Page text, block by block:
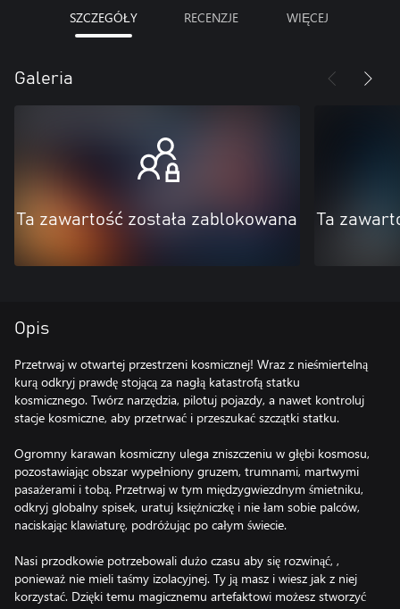
SZCZEGÓŁY RECENZJE WIĘCEJ
Galeria
Ta zawartość została zablokowana Ta
Opis
Przetrwaj w otwartej przestrzeni kosmicznej! Wraz z nieśmiertelną
kurą odkryj prawdę stojącą za nagłą katastrofą statku
kosmicznego. Twórz narzędzia, pilotuj pojazdy, a nawet kontroluj
stacje kosmiczne, aby przetrwać i przeszukać szczątki statku.
Ogromny karawan kosmiczny ulega zniszczeniu w głębi kosmosu,
pozostawiając obszar wypełniony gruzem, trumnami, martwymi
pasażerami i tobą. Przetrwaj w tym międzygwiezdnym śmietniku,
odkryj globalny spisek, uratuj księżniczkę i nie łam sobie palców,
naciskając klawiaturę, podróżując po całym świecie.
Nasi przodkowie potrzebowali dużo czasu aby się rozwinąć, ,
ponieważ nie mieli taśmy izolacyjnej. Ty ją masz i wiesz jak z niej
korzystać. Dzięki temu magicznemu artefaktowi możesz stworzyć